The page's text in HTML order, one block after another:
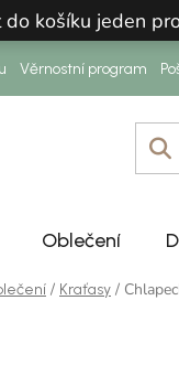
košíku jeden
Věrnostní program
Oblečení
/ Kraťasy /